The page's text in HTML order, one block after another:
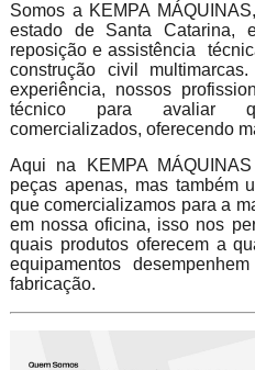
Somos a KEMPA
estado de Santa Catarina,
reposição e assistência
construção civil
experiência, nossos
técnico para avaliar
comercializados, oferecendo
Aqui na KEMPA
peças apenas, mas também
que comercializamos para a
em nossa oficina, isso nos
quais produtos oferecem a
equipamentos
fabricação.